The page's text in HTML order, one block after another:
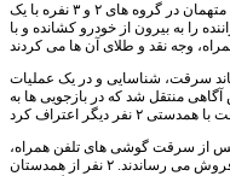
طی بررسی شیوه و شگرد سارقان محرز شد که متهمان در گروه های ۲ و ۳ نفره با یک
را به بیرون از خودرو کشانده و با
سرقت، شناسایی و در یک عملیات
آگاهی منتقل شد که در بازجویی ها به
از سرقت گوشی های تلفن همراه،
آن ها را را اوراق کرده و قطعات گوشی ها را به فروش می رساندند. ۲ نفر از همدستان